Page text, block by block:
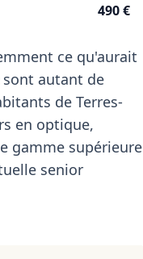
490 €
ce qu'aurait
autant de
de Terres-
en optique,
gamme supérieure
senior